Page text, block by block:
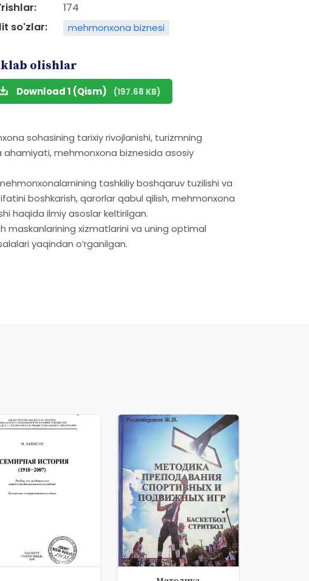
174
so'zlar:
mehmonxona biznesi
olishlar
Download 1 (Qism) (197.68 KB)
sohasining tarixiy rivojlanishi, turizmning
ahamiyati, mehmonxona biznesida asosiy
tashkiliy boshqaruv tuzilishi va
boshkarish, qarorlar qabul qilish, mehmonxona
haqida ilmiy asoslar keltirilgan.
maskanlarining xizmatlarini va uning optimal
yaqindan oʼrganilgan.